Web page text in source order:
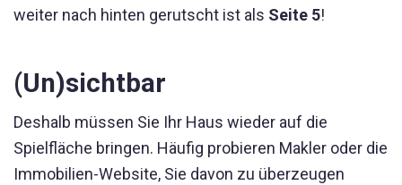
weiter nach hinten gerutscht ist als Seite 5!
(Un)sichtbar
Deshalb müssen Sie Ihr Haus wieder auf die
Spielfläche bringen. Häufig probieren Makler oder die
Immobilien-Website, Sie davon zu überzeugen